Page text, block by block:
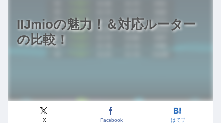
IIJmioの魅力！＆対応ルーター
の比較！
X Facebook はてブ